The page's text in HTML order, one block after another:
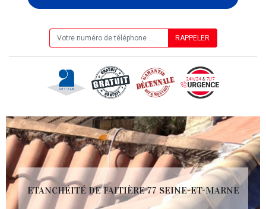
ETANCHÉITÉ DE FAITIÈRE 77 SEINE-ET-MARNE